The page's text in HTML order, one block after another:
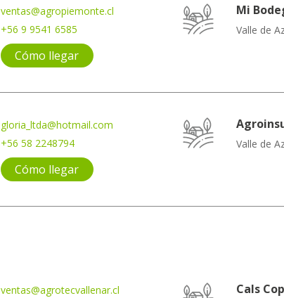
ventas@agropiemonte.cl
+56 9 9541 6585
Cómo llegar
Mi
Valle de
gloria_ltda@hotmail.com
+56 58 2248794
Cómo llegar
Valle de
ventas@agrotecvallenar.cl
Cals